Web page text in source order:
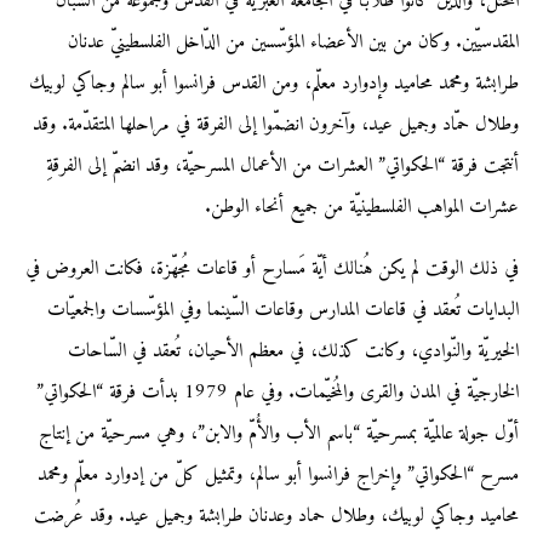
المقدسيّين. وكان من بين الأعضاء المؤسّسين من الدّاخل الفلسطينيّ عدنان
طرابشة ومحمد محاميد وإدوارد معلّم، ومن القدس فرانسوا أبو سالم وجاكي لوبيك
وطلال حمّاد وجميل عيد، وآخرون انضمّوا إلى الفرقة في مراحلها المتقدّمة. وقد
أنتجت فرقة “الحكواتي” العشرات من الأعمال المسرحيّة، وقد انضمّ إلى الفرقةِ
عشرات المواهب الفلسطينيّة من جميع أنحاء الوطن.
في ذلك الوقت لم يكن هُنالك أيّة مَسارح أو قاعات مُجهّزة، فكانت العروض في
البدايات تُعقد في قاعات المدارس وقاعات السّينما وفي المؤسّسات والجمعيّات
الخيريّة والنّوادي، وكانت كذلك، في معظم الأحيان، تُعقد في السّاحات
الخارجيّة في المدن والقرى والمُخيّمات. وفي عام 1979 بدأت فرقة “الحكواتي”
أوّل جولة عالميّة بمسرحيّة “باسم الأب والأُمّ والابن”، وهي مسرحيّة من إنتاج
مسرح “الحكواتي” وإخراج فرانسوا أبو سالم، وتمثيل كلّ من إدوارد معلّم ومحمد
محاميد وجاكي لوبيك، وطلال حماد وعدنان طرابشة وجميل عيد. وقد عُرضت